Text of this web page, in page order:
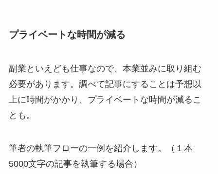
プライベートな時間が減る
副業といえども仕事なので、本業並みに取り組む
必要があります。調べて記事にすることは予想以
上に時間がかかり、プライベートな時間が減るこ
とも。
筆者の執筆フローの一例を紹介します。（１本
5000文字の記事を執筆する場合）